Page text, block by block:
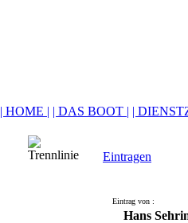
| HOME | | DAS BOOT | |
Eintragen
Eintrag von :
Hans